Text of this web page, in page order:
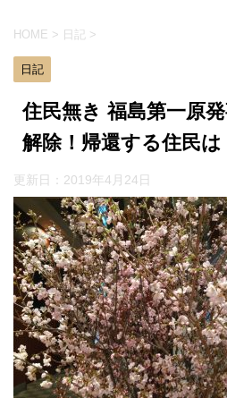
HOME > 日記 >
日記
住民無き 福島第一原
解除！帰還する住民は
更新日： 2019年4月24日